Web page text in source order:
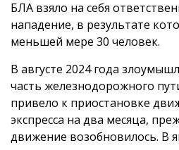
БЛА взяло на себя
нападение, в результате
меньшей мере 30 человек.
В августе 2024 года
часть железнодорожного
привело к приостановке
экспресса на два месяца,
движение возобновилось. В